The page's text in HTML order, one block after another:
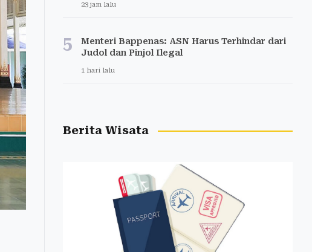
23 jam lalu
5
Menteri Bappenas: ASN Harus Terhindar dari
Judol dan Pinjol Ilegal
1 hari lalu
Berita Wisata